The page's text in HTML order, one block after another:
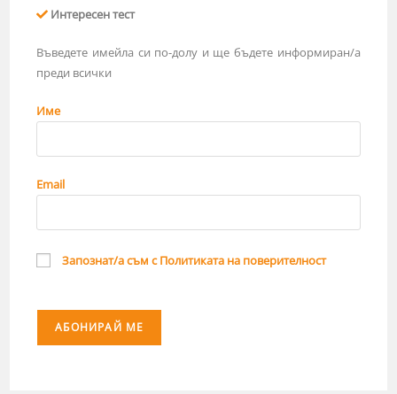
Интересен тест
Въведете имейла си по-долу и ще бъдете информиран/а
преди всички
Име
Email
Запознат/а съм с Политиката на поверителност